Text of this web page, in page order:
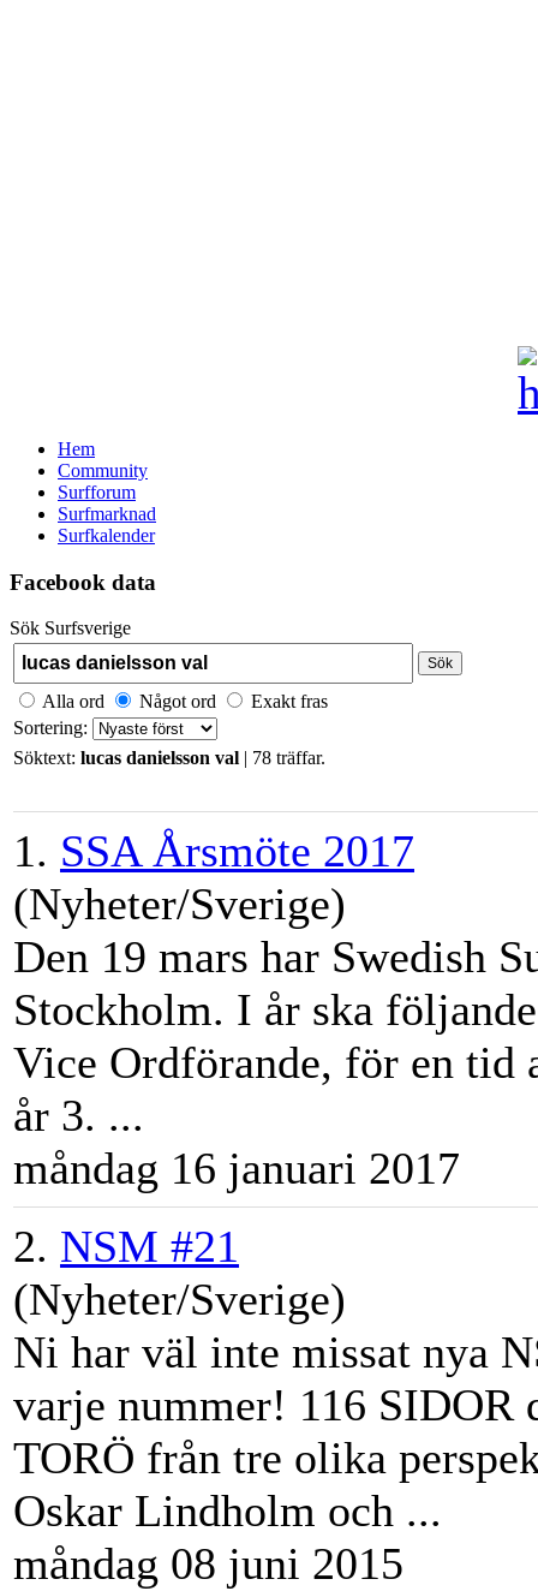
Hem
Community
Surfforum
Surfmarknad
Surfkalender
Facebook data
Sök Surfsverige
Sök
Alla ord Något ord
Exakt fras
Sortering:
Söktext: lucas danielsson val | 78 träffar.
1. SSA Årsmöte 2017
(Nyheter/Sverige)
Den 19 mars har Swedish
Stockholm. I år ska
Vice Ordförande, för en tid
år 3. ...
måndag 16 januari 2017
2. NSM #21
(Nyheter/Sverige)
Ni har väl inte missat nya
varje nummer! 116 SIDOR
TORÖ från tre olika
Oskar Lindholm och ...
måndag 08 juni 2015